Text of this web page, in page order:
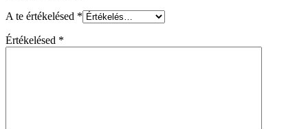
A te értékelésed *
Értékelésed *